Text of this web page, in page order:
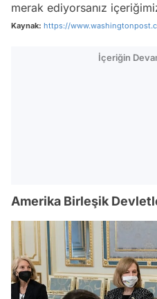
merak ediyorsanız
Kaynak: https://
İçeriğin
Amerika Birleşik